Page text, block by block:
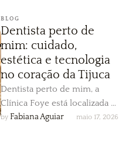
BLOG
Dentista perto de
mim: cuidado,
estética e tecnologia
no coração da Tijuca
Dentista perto de mim, a
Clínica Foye está localizada na
Praça Saens Peña, no coração
by Fabiana Aguiar maio 17, 2026